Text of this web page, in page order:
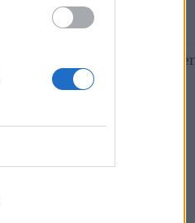
Tisza‑tónál
2026. július 29.
Ősi ízek a vízparton:
hebedunda